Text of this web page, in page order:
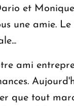
et
une amie.
ami
que tout